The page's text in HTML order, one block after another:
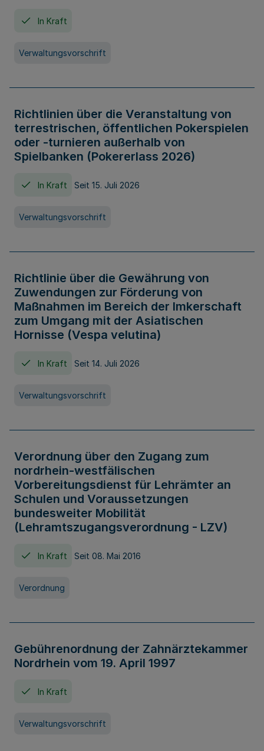
In Kraft
Verwaltungsvorschrift
Richtlinien über die Veranstaltung von
terrestrischen, öffentlichen Pokerspielen
oder -turnieren außerhalb von
Spielbanken (Pokererlass 2026)
In Kraft Seit 15. Juli 2026
Verwaltungsvorschrift
Richtlinie über die Gewährung von
Zuwendungen zur Förderung von
Maßnahmen im Bereich der Imkerschaft
zum Umgang mit der Asiatischen
Hornisse (Vespa velutina)
In Kraft Seit 14. Juli 2026
Verwaltungsvorschrift
Verordnung über den Zugang zum
nordrhein-westfälischen
Vorbereitungsdienst für Lehrämter an
Schulen und Voraussetzungen
bundesweiter Mobilität
(Lehramtszugangsverordnung - LZV)
In Kraft Seit 08. Mai 2016
Verordnung
Gebührenordnung der Zahnärztekammer
Nordrhein vom 19. April 1997
In Kraft
Verwaltungsvorschrift